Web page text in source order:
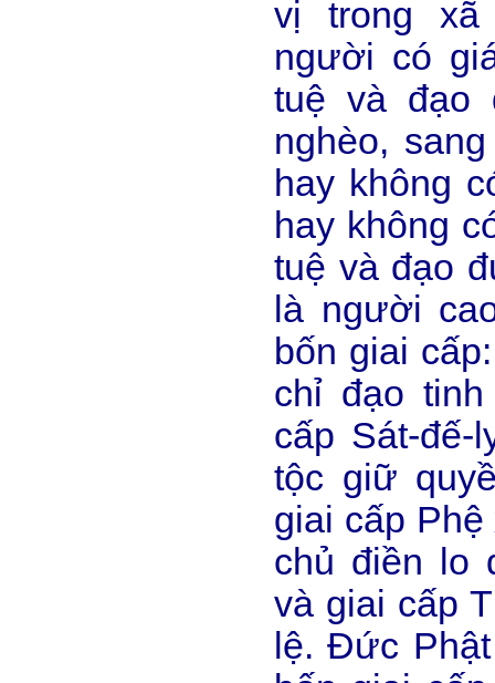
vị trong
người có
tuệ và đạo
nghèo,
hay không
hay không
tuệ và đạo
là người
bốn giai
chỉ đạo
cấp Sát-đế-
tộc giữ
giai cấp
chủ điền lo
và giai cấp
lệ. Đức